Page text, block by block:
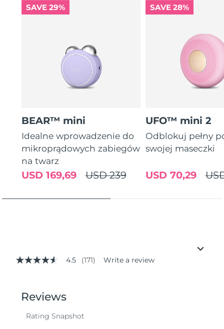
SAVE 29%
BEAR™ mini
Idealne wprowadzenie do
mikroprądowych zabiegów
na twarz
USD 239
USD 169,69
SAVE 28%
UFO™ mini 2
Odblokuj pełny
swojej maseczki
USD 70,29
4.5
stars,
rating
value.
4.5 (171) Write a review